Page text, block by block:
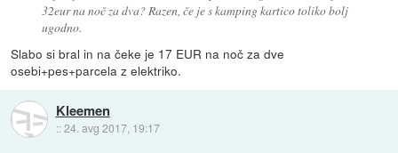
32eur na noč za dva? Razen, če je s kamping kartico toliko bolj
ugodno.
Slabo si bral in na čeke je 17 EUR na noč za dve
osebi+pes+parcela z elektriko.
Kleemen
::24. avg 2017, 19:17